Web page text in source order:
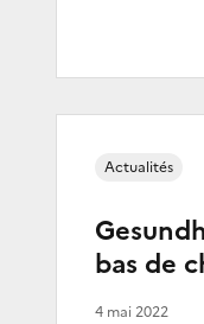
bas de
Actualités
4 mai 2022